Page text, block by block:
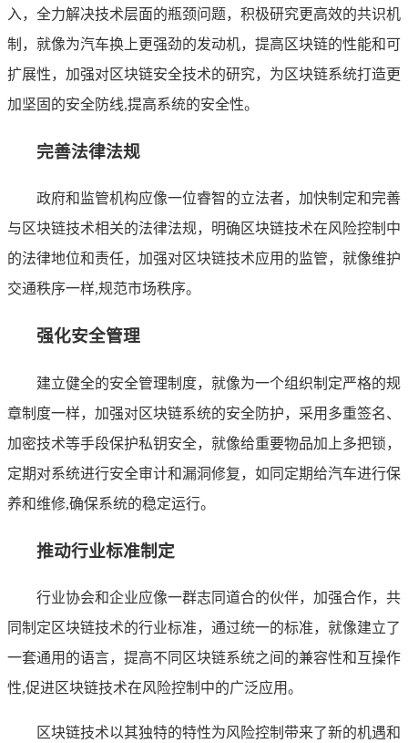
入，全力解决技术层面的瓶颈问题，积极研究更高效的共识机
制，就像为汽车换上更强劲的发动机，提高区块链的性能和可
扩展性，加强对区块链安全技术的研究，为区块链系统打造更
加坚固的安全防线,提高系统的安全性。
完善法律法规
政府和监管机构应像一位睿智的立法者，加快制定和完善
与区块链技术相关的法律法规，明确区块链技术在风险控制中
的法律地位和责任，加强对区块链技术应用的监管，就像维护
交通秩序一样,规范市场秩序。
强化安全管理
建立健全的安全管理制度，就像为一个组织制定严格的规
章制度一样，加强对区块链系统的安全防护，采用多重签名、
加密技术等手段保护私钥安全，就像给重要物品加上多把锁，
定期对系统进行安全审计和漏洞修复，如同定期给汽车进行保
养和维修,确保系统的稳定运行。
推动行业标准制定
行业协会和企业应像一群志同道合的伙伴，加强合作，共
同制定区块链技术的行业标准，通过统一的标准，就像建立了
一套通用的语言，提高不同区块链系统之间的兼容性和互操作
性,促进区块链技术在风险控制中的广泛应用。
区块链技术以其独特的特性为风险控制带来了新的机遇和